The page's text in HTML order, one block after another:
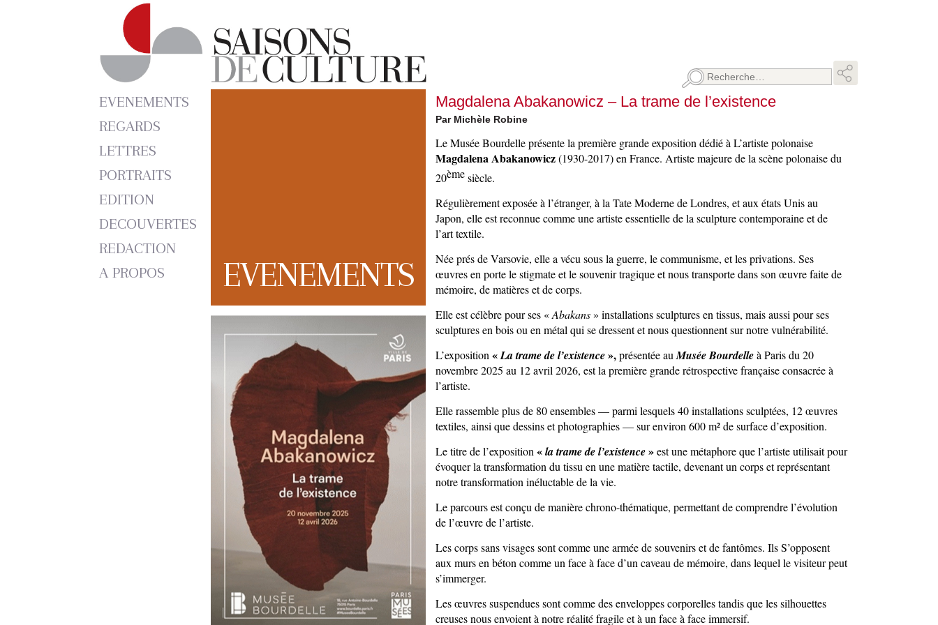
Rechercher :
EVENEMENTS
REGARDS
LETTRES
PORTRAITS
EDITION
DECOUVERTES
REDACTION
A PROPOS
EVENEMENTS
Magdalena Abakanowicz – La trame de l’existence
Par Michèle Robine
Le Musée Bourdelle présente la première grande exposition dédié à L’artiste polonaise
Magdalena Abakanowicz(1930-2017) en France. Artiste majeure de la scène polonaise du
20èmesiècle.
Régulièrement exposée à l’étranger, à la Tate Moderne de Londres, et aux états Unis au
Japon, elle est reconnue comme une artiste essentielle de la sculpture contemporaine et de
l’art textile.
Née prés de Varsovie, elle a vécu sous la guerre, le communisme, et les privations. Ses
œuvres en porte le stigmate et le souvenir tragique et nous transporte dans son œuvre faite de
mémoire, de matières et de corps.
Elle est célèbre pour ses «Abakans» installations sculptures en tissus, mais aussi pour ses
sculptures en bois ou en métal qui se dressent et nous questionnent sur notre vulnérabilité.
L’exposition«La trame de l’existence»,présentée auMusée Bourdelleà Paris du 20
novembre 2025 au 12 avril 2026, est la première grande rétrospective française consacrée à
l’artiste.
Elle rassemble plus de 80 ensembles — parmi lesquels 40 installations sculptées, 12 œuvres
textiles, ainsi que dessins et photographies — sur environ 600 m² de surface d’exposition.
Le titre de l’exposition«la trame de l’existence»est une métaphore que l’artiste utilisait pour
évoquer la transformation du tissu en une matière tactile, devenant un corps et représentant
notre transformation inéluctable de la vie.
Le parcours est conçu de manière chrono-thématique, permettant de comprendre l’évolution
de l’œuvre de l’artiste.
Les corps sans visages sont comme une armée de souvenirs et de fantômes. Ils S’opposent
aux murs en béton comme un face à face d’un caveau de mémoire, dans lequel le visiteur peut
s’immerger.
Les œuvres suspendues sont comme des enveloppes corporelles tandis que les silhouettes
creuses nous envoient à notre réalité fragile et à un face à face immersif.